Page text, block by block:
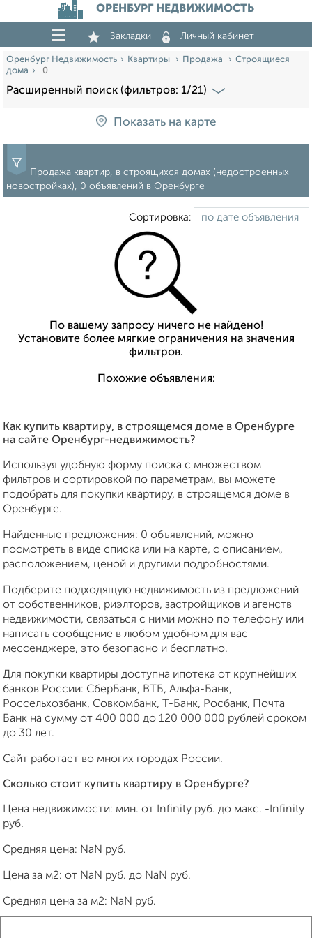
ОРЕНБУРГ НЕДВИЖИМОСТЬ
Закладки Личный кабинет
Оренбург Недвижимость Квартиры Продажа
Строящиеся
дома
0
Расширенный поиск (фильтров: 1/21)
Показать на карте
Продажа квартир, в строящихся домах (недостроенных
новостройках), 0 объявлений в Оренбурге
Сортировка:
По вашему запросу ничего не найдено!
Установите более мягкие ограничения на значения
фильтров.
Похожие объявления:
Как купить квартиру, в строящемся доме в Оренбурге
на сайте Оренбург-недвижимость?
Используя удобную форму поиска с множеством
фильтров и сортировкой по параметрам, вы можете
подобрать для покупки квартиру, в строящемся доме в
Оренбурге.
Найденные предложения: 0 объявлений, можно
посмотреть в виде списка или на карте, с описанием,
расположением, ценой и другими подробностями.
Подберите подходящую недвижимость из предложений
от собственников, риэлторов, застройщиков и агенств
недвижимости, связаться с ними можно по телефону или
написать сообщение в любом удобном для вас
мессенджере, это безопасно и бесплатно.
Для покупки квартиры доступна ипотека от крупнейших
банков России: СберБанк, ВТБ, Альфа-Банк,
Россельхозбанк, Совкомбанк, Т-Банк, Росбанк, Почта
Банк на сумму от 400 000 до 120 000 000 рублей сроком
до 30 лет.
Сайт работает во многих городах России.
Сколько стоит купить квартиру в Оренбурге?
Цена недвижимости: мин. от Infinity руб. до макс. -Infinity
руб.
Средняя цена: NaN руб.
Цена за м2: от NaN руб. до NaN руб.
Средняя цена за м2: NaN руб.